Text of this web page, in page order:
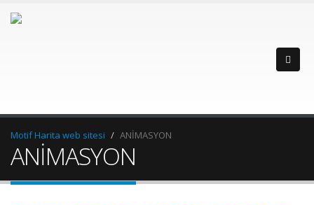
Motif Harita web sitesi ANİMASYON
ANİMASYON